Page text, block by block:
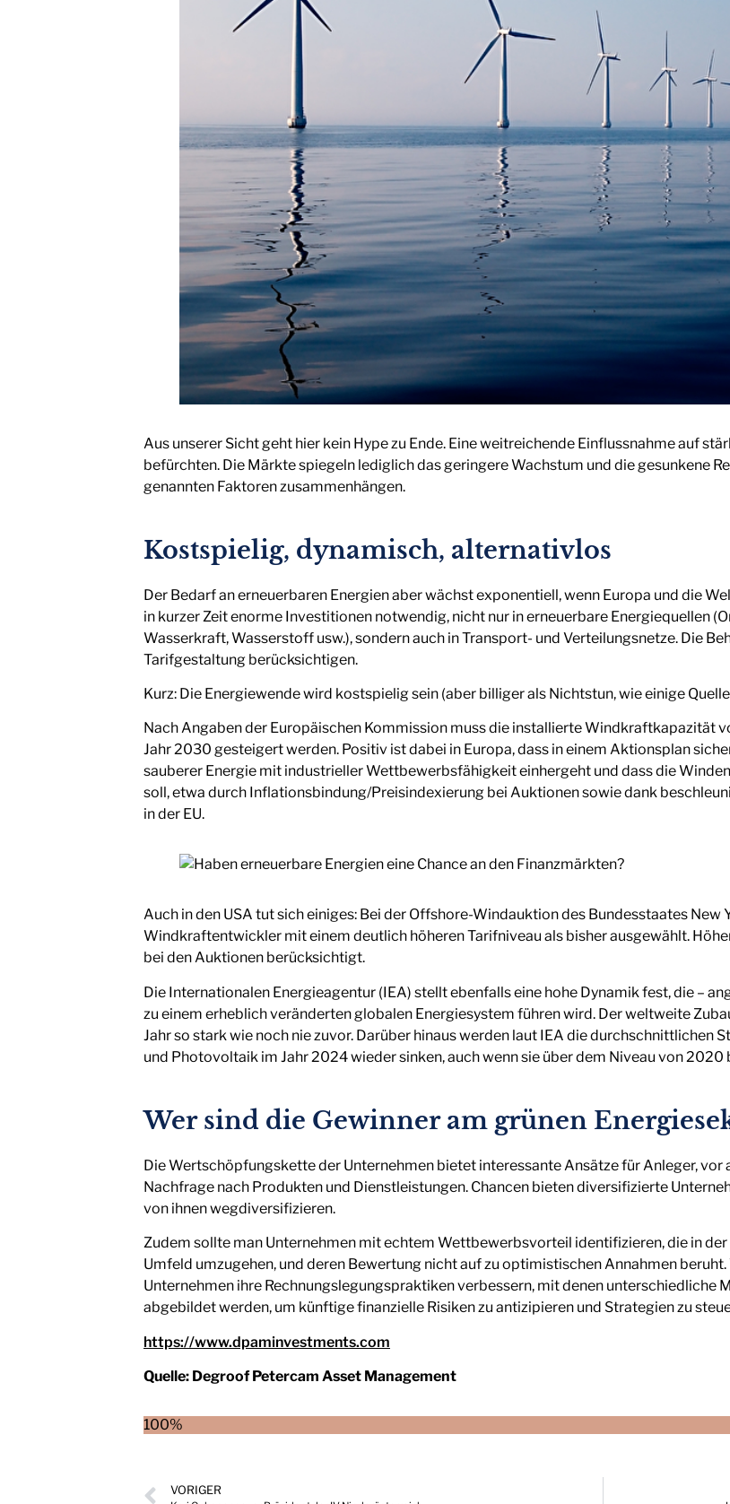
Aus unserer Sicht geht hier kein Hype zu Ende. Eine weitreichende Einflussnahme auf
befürchten. Die Märkte spiegeln lediglich das geringere Wachstum und die gesunkene
genannten Faktoren zusammenhängen.
Kostspielig, dynamisch, alternativlos
Der Bedarf an erneuerbaren Energien aber wächst exponentiell, wenn Europa und die
in kurzer Zeit enorme Investitionen notwendig, nicht nur in erneuerbare Energiequellen
Wasserkraft, Wasserstoff usw.), sondern auch in Transport- und Verteilungsnetze. Die
Tarifgestaltung berücksichtigen.
Kurz: Die Energiewende wird kostspielig sein (aber billiger als Nichtstun, wie einige
Nach Angaben der Europäischen Kommission muss die installierte Windkraftkapazität
Jahr 2030 gesteigert werden. Positiv ist dabei in Europa, dass in einem Aktionsplan
sauberer Energie mit industrieller Wettbewerbsfähigkeit einhergeht und dass die
soll, etwa durch Inflationsbindung/Preisindexierung bei Auktionen sowie dank
in der EU.
Auch in den USA tut sich einiges: Bei der Offshore-Windauktion des Bundesstaates New
Windkraftentwickler mit einem deutlich höheren Tarifniveau als bisher ausgewählt.
bei den Auktionen berücksichtigt.
Die Internationalen Energieagentur (IEA) stellt ebenfalls eine hohe Dynamik fest, die –
zu einem erheblich veränderten globalen Energiesystem führen wird. Der weltweite
Jahr so stark wie noch nie zuvor. Darüber hinaus werden laut IEA die
und Photovoltaik im Jahr 2024 wieder sinken, auch wenn sie über dem Niveau von 2020
Wer sind die Gewinner am grünen
Die Wertschöpfungskette der Unternehmen bietet interessante Ansätze für Anleger,
Nachfrage nach Produkten und Dienstleistungen. Chancen bieten diversifizierte
von ihnen wegdiversifizieren.
Zudem sollte man Unternehmen mit echtem Wettbewerbsvorteil identifizieren, die in
Umfeld umzugehen, und deren Bewertung nicht auf zu optimistischen Annahmen
Unternehmen ihre Rechnungslegungspraktiken verbessern, mit denen unterschiedliche
abgebildet werden, um künftige finanzielle Risiken zu antizipieren und Strategien zu
https://www.dpaminvestments.com
Quelle: Degroof Petercam Asset Management
100%
VORIGER